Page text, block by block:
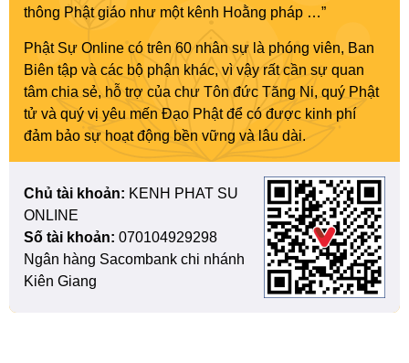
thông Phật giáo như một kênh Hoằng pháp …”
Phật Sự Online có trên 60 nhân sự là phóng viên, Ban
Biên tập và các bộ phận khác, vì vậy rất cần sự quan
tâm chia sẻ, hỗ trợ của chư Tôn đức Tăng Ni, quý Phật
tử và quý vị yêu mến Đạo Phật để có được kinh phí
đảm bảo sự hoạt động bền vững và lâu dài.
Chủ tài khoản: KENH PHAT SU
ONLINE
Số tài khoản: 070104929298
Ngân hàng Sacombank chi nhánh
Kiên Giang